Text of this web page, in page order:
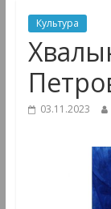
Культура
03.11.2023